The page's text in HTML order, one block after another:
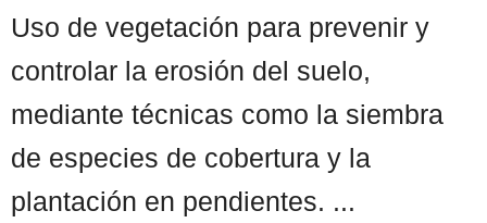
Uso de vegetación para prevenir y
controlar la erosión del suelo,
mediante técnicas como la siembra
de especies de cobertura y la
plantación en pendientes. ...